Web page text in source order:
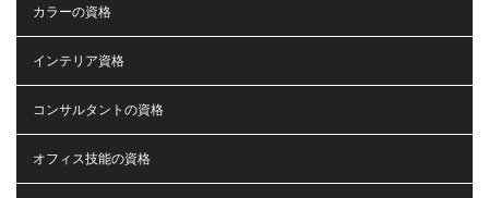
カラーの資格
インテリア資格
コンサルタントの資格
オフィス技能の資格